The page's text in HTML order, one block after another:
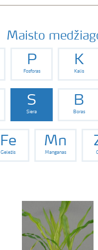
Maisto
P
Fosforas
K
Kalis
S
Siera
B
Boras
Fe
Geležis
Mn
Manganas